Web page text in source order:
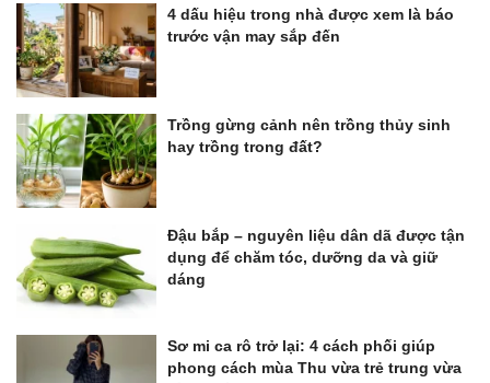
4 dấu hiệu trong nhà được xem là báo
trước vận may sắp đến
Trồng gừng cảnh nên trồng thủy sinh
hay trồng trong đất?
Đậu bắp – nguyên liệu dân dã được tận
dụng để chăm tóc, dưỡng da và giữ
dáng
Sơ mi ca rô trở lại: 4 cách phối giúp
phong cách mùa Thu vừa trẻ trung vừa